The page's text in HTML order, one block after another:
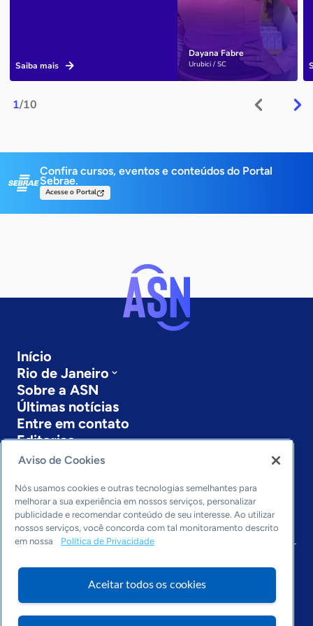
1/10
Dayana Fabre
Urubici / SC
Saiba mais
Confira cursos, eventos e conteúdos do Portal
Sebrae.
Acesse o Portal
Início
Rio de Janeiro
Sobre a ASN
Últimas notícias
Entre em contato
Editorias
Economia & Política
Inovação & Tecnologia
Cultura empreendedora
Dados
Arquivo
Aviso de Cookies
Nós usamos cookies e outras tecnologias semelhantes para
melhorar a sua experiência em nossos serviços, personalizar
publicidade e recomendar conteúdo de seu interesse. Ao utilizar
nossos serviços, você concorda com tal monitoramento descrito
em nossa
Política de Privacidade
Aceitar todos os cookies